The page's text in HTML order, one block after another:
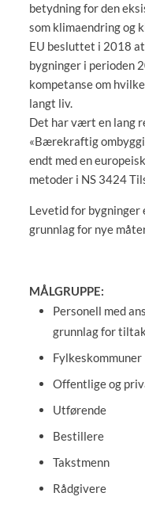
betydning for den
som klimaendring og
EU besluttet i 2018
bygninger i perioden
kompetanse om
langt liv.
Det har vært en lang
«Bærekraftig
endt med en
metoder i NS 3424
Levetid for bygninger
grunnlag for nye
MÅLGRUPPE:
Personell med
grunnlag for
Fylkeskommuner
Offentlige og
Utførende
Bestillere
Takstmenn
Rådgivere